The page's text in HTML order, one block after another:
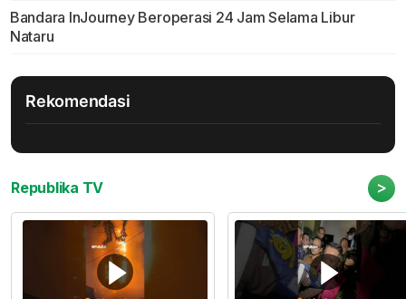
Bandara InJourney Beroperasi 24 Jam Selama Libur
Nataru
Rekomendasi
Republika TV >